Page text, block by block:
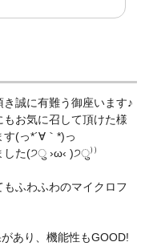
誠に有難う御座います♪
お気に召して頂けた様
(っ*´∀｀*)っ
した(੭ु ›ω‹ )੭ु⁾⁾
ふわふわのマイクロフ
あり、機能性もGOOD!